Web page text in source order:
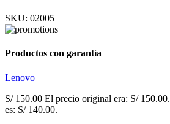
SKU: 02005
Productos con garantía
Lenovo
S/150.00 El precio original era: S/ 150.00.
es: S/ 140.00.